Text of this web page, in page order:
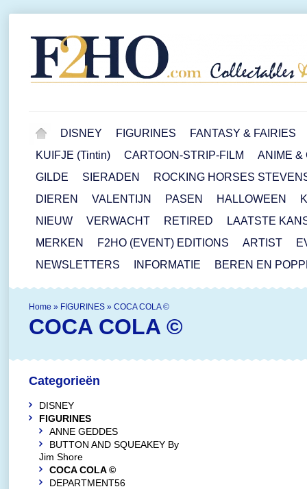
DISNEY FIGURINES
FANTASY & FAIRIES
KUIFJE (Tintin)
CARTOON-STRIP-FILM
ANIME &
GILDE
SIERADEN
ROCKING HORSES
DIEREN
VALENTIJN PASEN HALLOWEEN
NIEUW
VERWACHT RETIRED
LAATSTE
MERKEN
F2HO (EVENT) EDITIONS ARTIST
NEWSLETTERS
INFORMATIE BEREN EN
Home » FIGURINES » COCA COLA ©
COCA COLA ©
Categorieën
DISNEY
FIGURINES
ANNE GEDDES
BUTTON AND SQUEAKEY By
Jim Shore
COCA COLA ©
DEPARTMENT56